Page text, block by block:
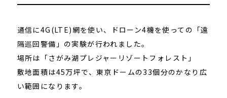
通信に4G(LTE)網を使い、ドローン4機を使っての「遠
隔巡回警備」の実験が行われました。
場所は「さがみ湖プレジャーリゾートフォレスト」
敷地面積は45万坪で、東京ドームの33個分のかなり広
い範囲になります。